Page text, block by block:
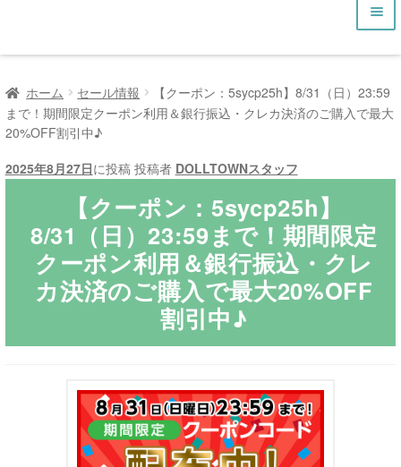
HOME
商品一覧
ラブドール買取・処分
メ
ニ
ュ
展
無料引き取り
よくあるご質問
お問い合わせ
ホーム セール情報
【クーポン：5sycp25h】8/31（日）23:59
まで！期間限定クーポン利用＆銀行振込・クレカ決済のご購入で最大
20%OFF割引中♪
2025年8月27日に投稿 投稿者 DOLLTOWNスタッフ
【クーポン：5sycp25h】
8/31（日）23:59まで！期間限定
クーポン利用＆銀行振込・クレ
カ決済のご購入で最大20%OFF
割引中♪